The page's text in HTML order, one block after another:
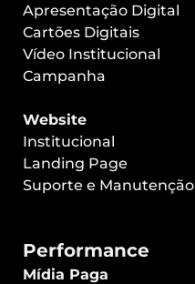
Apresentação Digital
Cartões Digitais
Vídeo Institucional
Campanha
Website
Institucional
Landing Page
Suporte e Manutenção
Performance
Mídia Paga